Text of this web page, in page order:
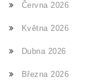
Června 2026
Května 2026
Dubna 2026
Března 2026